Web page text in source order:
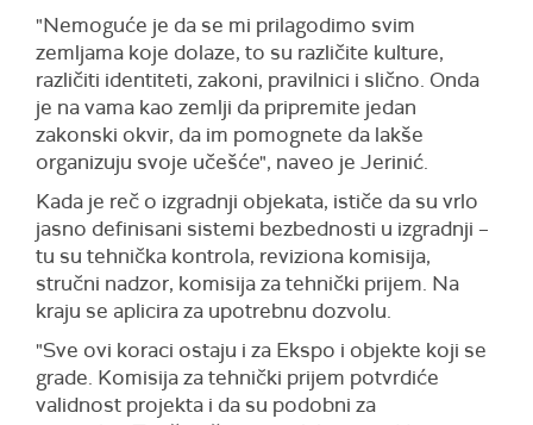
"Nemoguće je da se mi prilagodimo svim
zemljama koje dolaze, to su različite kulture,
različiti identiteti, zakoni, pravilnici i slično. Onda
je na vama kao zemlji da pripremite jedan
zakonski okvir, da im pomognete da lakše
organizuju svoje učešće", naveo je Jerinić.
Kada je reč o izgradnji objekata, ističe da su vrlo
jasno definisani sistemi bezbednosti u izgradnji –
tu su tehnička kontrola, reviziona komisija,
stručni nadzor, komisija za tehnički prijem. Na
kraju se aplicira za upotrebnu dozvolu.
"Sve ovi koraci ostaju i za Ekspo i objekte koji se
grade. Komisija za tehnički prijem potvrdiće
validnost projekta i da su podobni za